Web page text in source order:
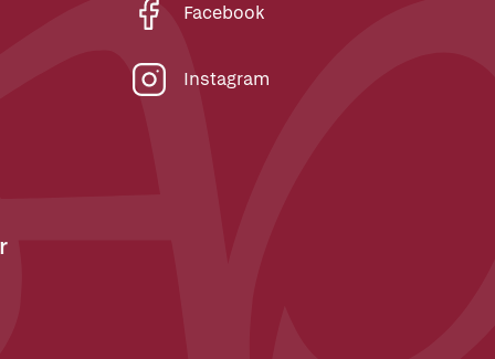
Facebook
Instagram